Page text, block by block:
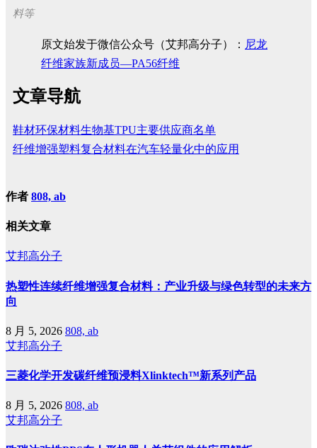
料等
原文始发于微信公众号（艾邦高分子）： 尼龙
纤维家族新成员—PA56纤维
文章导航
鞋材环保材料生物基TPU主要供应商名单
纤维增强塑料复合材料在汽车轻量化中的应用
作者 808, ab
相关文章
艾邦高分子
热塑性连续纤维增强复合材料：产业升级与绿色转型的未来方
向
8 月 5, 2026 808, ab
艾邦高分子
三菱化学开发碳纤维预浸料Xlinktech™新系列产品
8 月 5, 2026 808, ab
艾邦高分子